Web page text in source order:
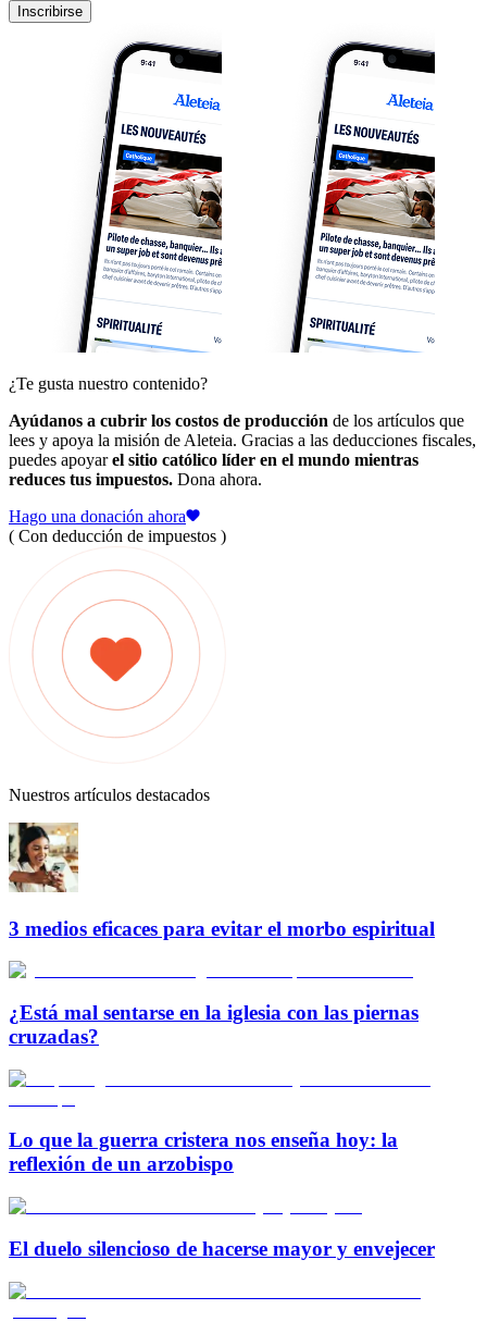
Inscribirse
¿Te gusta nuestro contenido?
Ayúdanos a cubrir los costos de producción de los artículos que
lees y apoya la misión de Aleteia. Gracias a las deducciones fiscales,
puedes apoyarel sitio católico líder en el mundo mientras
reduces tus impuestos. Dona ahora.
Hago una donación ahora
( Con deducción de impuestos )
Nuestros artículos destacados
3 medios eficaces para evitar el morbo espiritual
¿Está mal sentarse en la iglesia con las piernas
cruzadas?
Lo que la guerra cristera nos enseña hoy: la
reflexión de un arzobispo
El duelo silencioso de hacerse mayor y envejecer